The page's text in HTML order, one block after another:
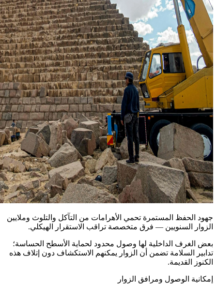
جهود الحفظ المستمرة تحمي الأهرامات من التآكل والتلوث وملايين
الزوار السنويين — فرق متخصصة تراقب الاستقرار الهيكلي.
بعض الغرف الداخلية لها وصول محدود لحماية الأسطح الحساسة؛
تدابير السلامة تضمن أن الزوار يمكنهم الاستكشاف دون إتلاف هذه
الكنوز القديمة.
إمكانية الوصول ومرافق الزوار